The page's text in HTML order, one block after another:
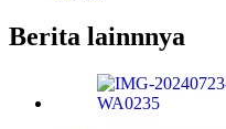
Berita lainnnya